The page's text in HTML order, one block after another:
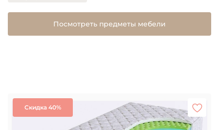
Посмотреть предметы мебели
Скидка 40%